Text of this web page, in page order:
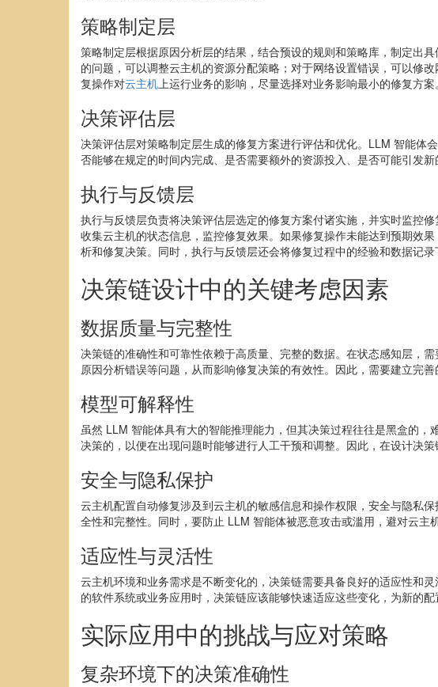
策略制定层
策略制定层根据原因分析层的结果，结合预设的规则和策略库，制定出
的问题，可以调整云主机的资源分配策略；对于网络设置错误，可以修
复操作对云主机上运行业务的影响，尽量选择对业务影响最小的修复方案。
决策评估层
决策评估层对策略制定层生成的修复方案进行评估和优化。LLM 智能体
否能够在规定的时间内完成、是否需要额外的资源投入、是否可能引发
执行与反馈层
执行与反馈层负责将决策评估层选定的修复方案付诸实施，并实时监控
收集云主机的状态信息，监控修复效果。如果修复操作未能达到预期效
析和修复决策。同时，执行与反馈层还会将修复过程中的经验和数据记录
决策链设计中的关键考虑因素
数据质量与完整性
决策链的准确性和可靠性依赖于高质量、完整的数据。在状态感知层，
原因分析错误等问题，从而影响修复决策的有效性。因此，需要建立完
模型可解释性
虽然 LLM 智能体具有大的智能推理能力，但其决策过程往往是黑盒的
决策的，以便在出现问题时能够进行人工干预和调整。因此，在设计决
安全与隐私保护
云主机配置自动修复涉及到云主机的敏感信息和操作权限，安全与隐私
全性和完整性。同时，要防止 LLM 智能体被恶意攻击或滥用，避对云主
适应性与灵活性
云主机环境和业务需求是不断变化的，决策链需要具备良好的适应性和
的软件系统或业务应用时，决策链应该能够快速适应这些变化，为新的配
实际应用中的挑战与应对策略
复杂环境下的决策准确性